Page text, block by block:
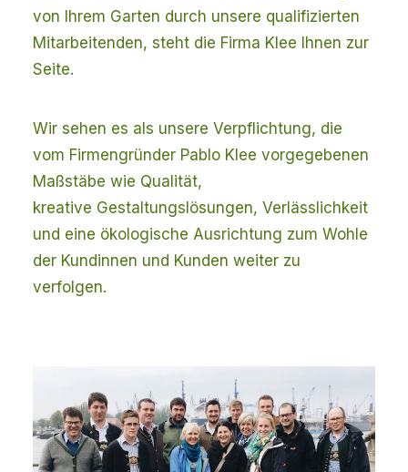
von Ihrem Garten durch unsere qualifizierten
Mitarbeitenden, steht die Firma Klee Ihnen zur
Seite.
Wir sehen es als unsere Verpflichtung, die
vom Firmengründer Pablo Klee vorgegebenen
Maßstäbe wie Qualität,
kreative Gestaltungslösungen, Verlässlichkeit
und eine ökologische Ausrichtung zum Wohle
der Kundinnen und Kunden weiter zu
verfolgen.